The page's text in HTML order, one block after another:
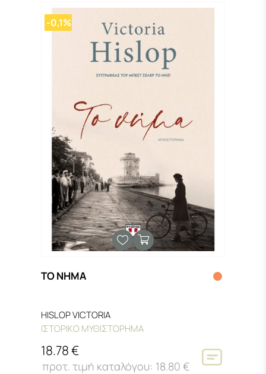
-0,1%
ΤΟ ΝΗΜΑ
HISLOP VICTORIA
ΙΣΤΟΡΙΚΟ ΜΥΘΙΣΤΟΡΗΜΑ
18.78 €
18.80 €